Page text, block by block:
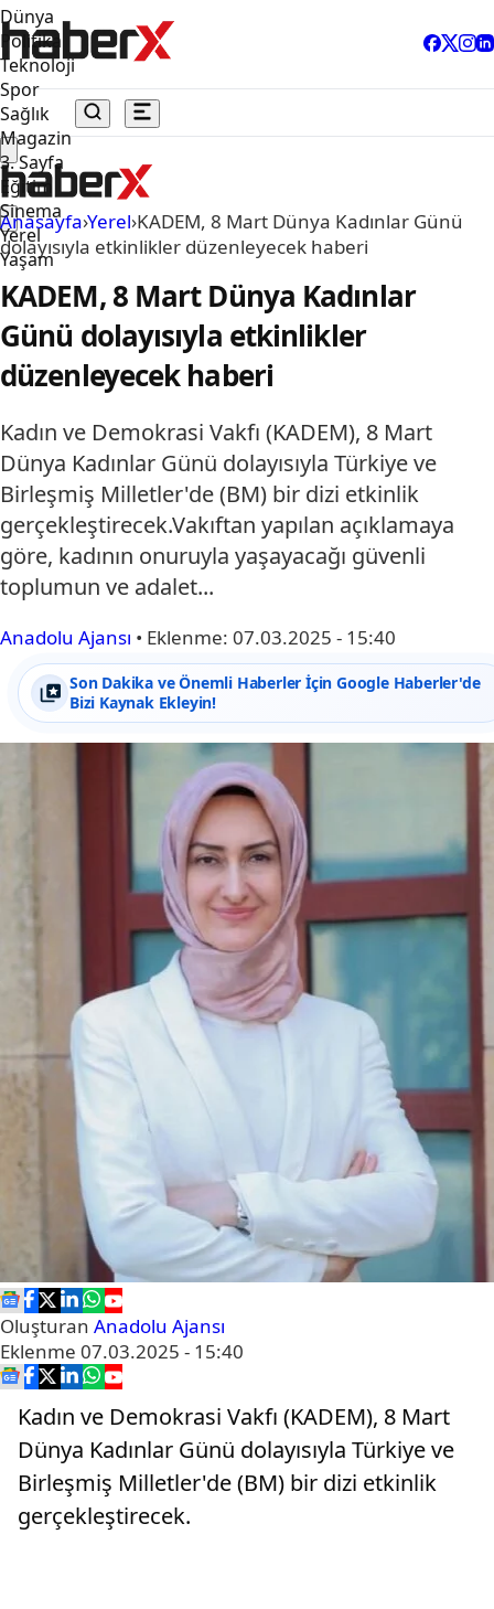
Dünya
Politika
Teknoloji
Spor
Sağlık
Magazin
3. Sayfa
Eğitim
Sinema
Yerel
Yaşam
Anasayfa›Yerel›KADEM, 8 Mart Dünya Kadınlar Günü
dolayısıyla etkinlikler düzenleyecek haberi
KADEM, 8 Mart Dünya Kadınlar
Günü dolayısıyla etkinlikler
düzenleyecek haberi
Kadın ve Demokrasi Vakfı (KADEM), 8 Mart
Dünya Kadınlar Günü dolayısıyla Türkiye ve
Birleşmiş Milletler'de (BM) bir dizi etkinlik
gerçekleştirecek.Vakıftan yapılan açıklamaya
göre, kadının onuruyla yaşayacağı güvenli
toplumun ve adalet...
Anadolu Ajansı • Eklenme: 07.03.2025 - 15:40
Son Dakika ve Önemli Haberler İçin Google Haberler'de
Bizi Kaynak Ekleyin!
Oluşturan Anadolu Ajansı
Eklenme 07.03.2025 - 15:40
Kadın ve Demokrasi Vakfı (KADEM), 8 Mart
Dünya Kadınlar Günü dolayısıyla Türkiye ve
Birleşmiş Milletler'de (BM) bir dizi etkinlik
gerçekleştirecek.